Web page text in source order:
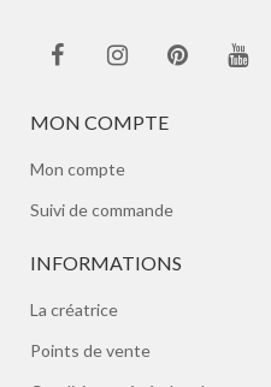
MON COMPTE
Mon compte
Suivi de commande
INFORMATIONS
La créatrice
Points de vente